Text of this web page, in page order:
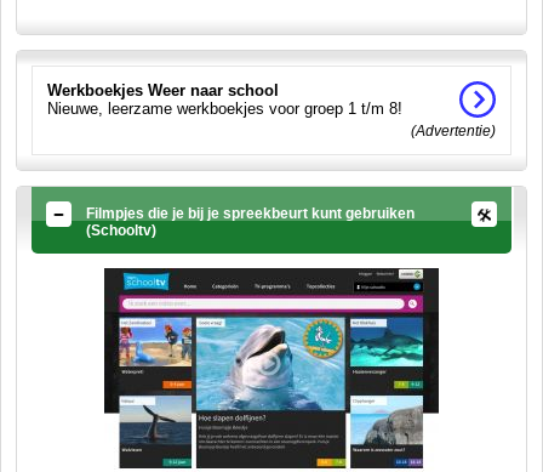
Werkboekjes Weer naar school
Nieuwe, leerzame werkboekjes voor groep 1 t/m 8!
(Advertentie)
Filmpjes die je bij je spreekbeurt kunt gebruiken
(Schooltv)